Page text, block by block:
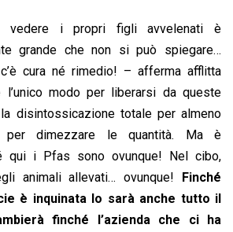
vedere i propri figli avvelenati è
grande che non si può spiegare…
cura né rimedio! – afferma afflitta
l’unico modo per liberarsi da queste
disintossicazione totale per almeno
dimezzare le quantità. Ma è
qui i Pfas sono ovunque! Nel cibo,
animali allevati… ovunque! Finché
è inquinata lo sarà anche tutto il
finché l’azienda che ci ha